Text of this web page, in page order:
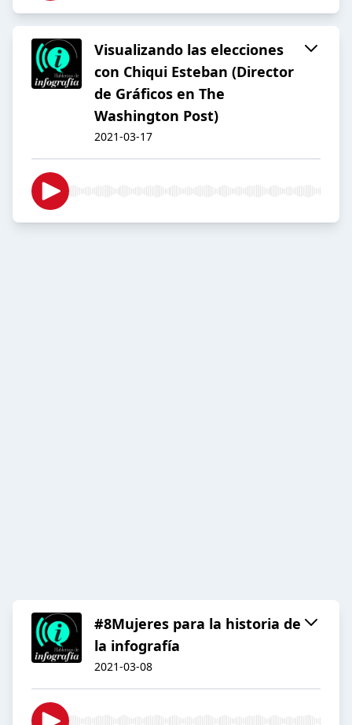
Visualizando las elecciones
con Chiqui Esteban (Director
de Gráficos en The
Washington Post)
2021-03-17
#8Mujeres para la historia de
la infografía
2021-03-08